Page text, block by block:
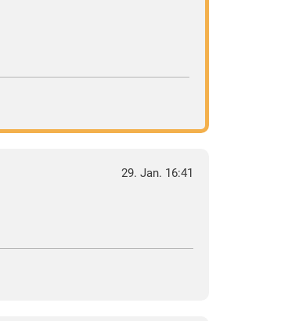
29. Jan. 16:41